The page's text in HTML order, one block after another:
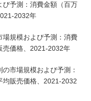
予測：消費金額（百万
2032年
規模および予測：消費
売価格、2021-2032年
市場規模および予測：
均販売価格、2021-2032